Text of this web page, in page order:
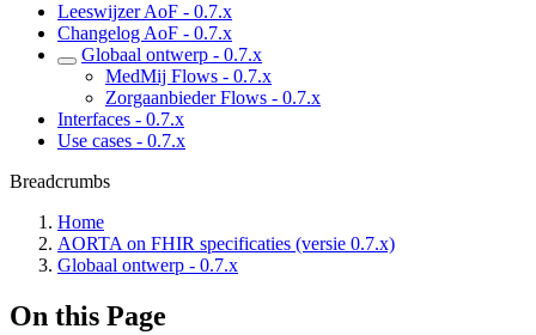
Leeswijzer AoF - 0.7.x
Changelog AoF - 0.7.x
Globaal ontwerp - 0.7.x
MedMij Flows - 0.7.x
Zorgaanbieder Flows - 0.7.x
Interfaces - 0.7.x
Use cases - 0.7.x
Breadcrumbs
Home
AORTA on FHIR specificaties (versie 0.7.x)
Globaal ontwerp - 0.7.x
On this Page